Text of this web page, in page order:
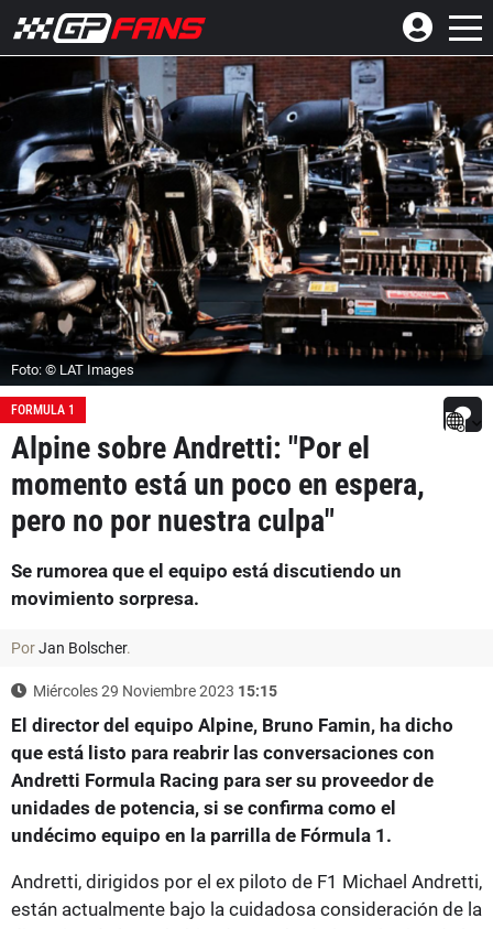
Foto: © LAT Images
FORMULA 1
Alpine sobre Andretti: "Por el
momento está un poco en espera,
pero no por nuestra culpa"
Se rumorea que el equipo está discutiendo un
movimiento sorpresa.
PorJan Bolscher.
Miércoles 29 Noviembre 2023 15:15
El director del equipo Alpine, Bruno Famin, ha dicho
que está listo para reabrir las conversaciones con
Andretti Formula Racing para ser su proveedor de
unidades de potencia, si se confirma como el
undécimo equipo en la parrilla de Fórmula 1.
Andretti, dirigidos por el ex piloto de F1 Michael Andretti,
están actualmente bajo la cuidadosa consideración de la